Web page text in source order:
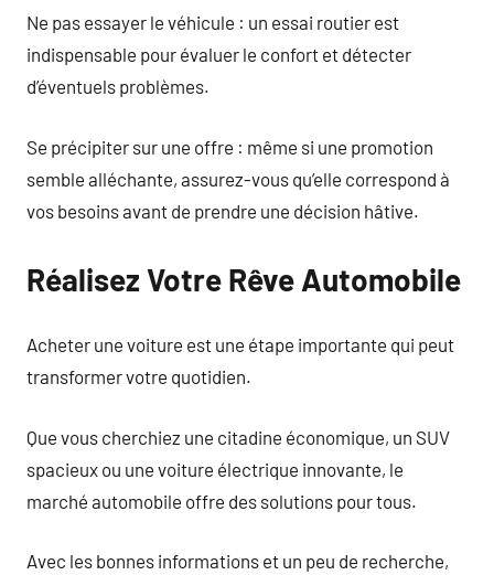
Ne pas essayer le véhicule : un essai routier est
indispensable pour évaluer le confort et détecter
d’éventuels problèmes.
Se précipiter sur une offre : même si une promotion
semble alléchante, assurez-vous qu’elle correspond à
vos besoins avant de prendre une décision hâtive.
Réalisez Votre Rêve Automobile
Acheter une voiture est une étape importante qui peut
transformer votre quotidien.
Que vous cherchiez une citadine économique, un SUV
spacieux ou une voiture électrique innovante, le
marché automobile offre des solutions pour tous.
Avec les bonnes informations et un peu de recherche,